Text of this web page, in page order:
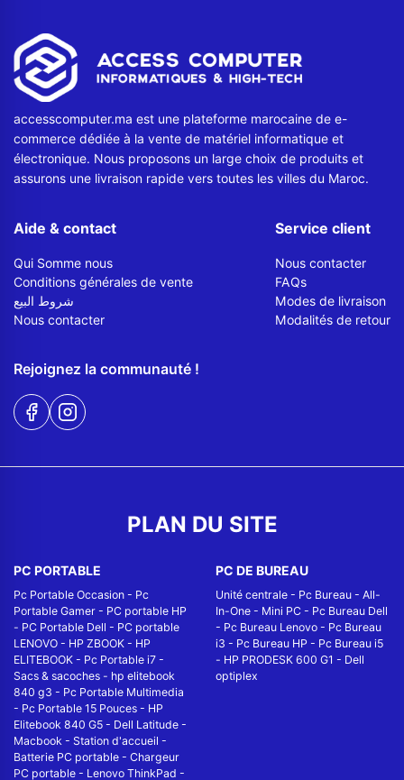
accesscomputer.ma est une plateforme marocaine de e-
commerce dédiée à la vente de matériel informatique et
électronique. Nous proposons un large choix de produits et
assurons une livraison rapide vers toutes les villes du Maroc.
Aide & contact
Qui Somme nous
Conditions générales de vente
شروط البيع
Nous contacter
Service client
Nous contacter
FAQs
Modes de livraison
Modalités de retour
Rejoignez la communauté !
PLAN DU SITE
PC PORTABLE
Pc Portable Occasion - Pc
Portable Gamer - PC portable HP
- PC Portable Dell - PC portable
LENOVO - HP ZBOOK - HP
ELITEBOOK - Pc Portable i7 -
Sacs & sacoches - hp elitebook
840 g3 - Pc Portable Multimedia
- Pc Portable 15 Pouces - HP
Elitebook 840 G5 - Dell Latitude -
Macbook - Station d'accueil -
Batterie PC portable - Chargeur
PC portable - Lenovo ThinkPad -
PC DE BUREAU
Unité centrale - Pc Bureau - All-
In-One - Mini PC - Pc Bureau Dell
- Pc Bureau Lenovo - Pc Bureau
i3 - Pc Bureau HP - Pc Bureau i5
- HP PRODESK 600 G1 - Dell
optiplex